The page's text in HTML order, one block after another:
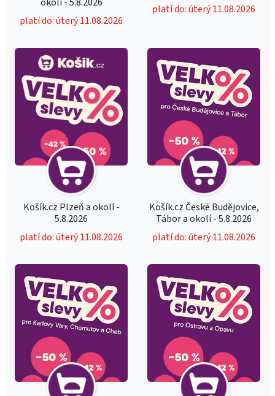
platí do: úterý 11.08.2026
platí do: úterý 11.08.2026
Košík.cz Plzeň a okolí -
5.8.2026
platí do: úterý 11.08.2026
Košík.cz České Budějovice,
Tábor a okolí - 5.8.2026
platí do: úterý 11.08.2026